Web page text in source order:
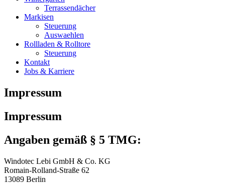
Terrassendächer
Markisen
Steuerung
Auswaehlen
Rollladen & Rolltore
Steuerung
Kontakt
Jobs & Karriere
Impressum
Impressum
Angaben gemäß § 5 TMG:
Windotec Lebi GmbH & Co. KG
Romain-Rolland-Straße 62
13089 Berlin